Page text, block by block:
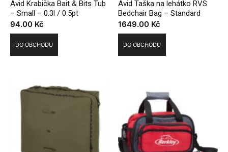
Avid Krabička Bait & Bits Tub
– Small – 0.3l / 0.5pt
94.00 Kč
DO OBCHODU
Avid Taška na lehátko RVS
Bedchair Bag – Standard
1649.00 Kč
DO OBCHODU